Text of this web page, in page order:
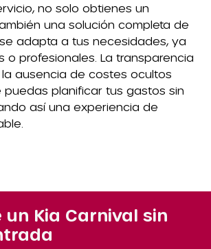
no solo obtienes un
una solución completa de
adapta a tus necesidades, ya
o profesionales. La transparencia
ausencia de costes ocultos
puedas planificar tus gastos sin
así una experiencia de
un Kia Carnival sin